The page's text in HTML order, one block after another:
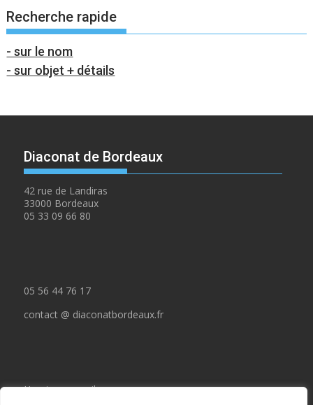
Recherche rapide
- sur le nom
- sur objet + détails
Diaconat de Bordeaux
42 rue de Landiras
33000 Bordeaux
05 33 09 66 80
05 56 44 76 17
contact @ diaconatbordeaux.fr
Horaires accueil :